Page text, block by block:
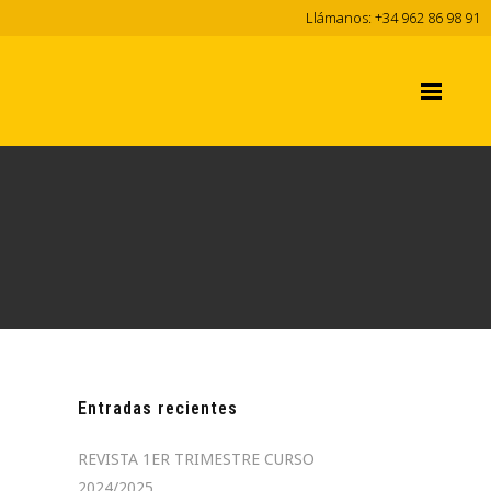
Llámanos: +34 962 86 98 91
Entradas recientes
REVISTA 1ER TRIMESTRE CURSO